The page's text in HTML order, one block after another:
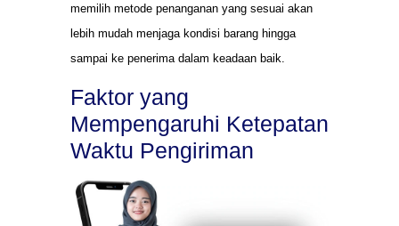
memilih metode penanganan yang sesuai akan
lebih mudah menjaga kondisi barang hingga
sampai ke penerima dalam keadaan baik.
Faktor yang
Mempengaruhi Ketepatan
Waktu Pengiriman